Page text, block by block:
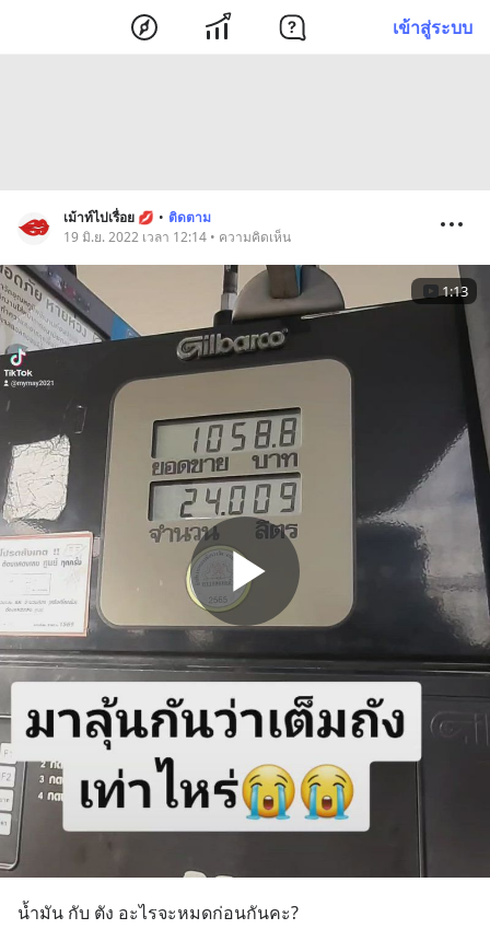
เข้าสู่ระบบ
เม้าท์ไปเรื่อย 💋 • ติดตาม
19 มิ.ย. 2022 เวลา 12:14 • ความคิดเห็น
1:13
น้ำมัน กับ ตัง อะไรจะหมดก่อนกันคะ?